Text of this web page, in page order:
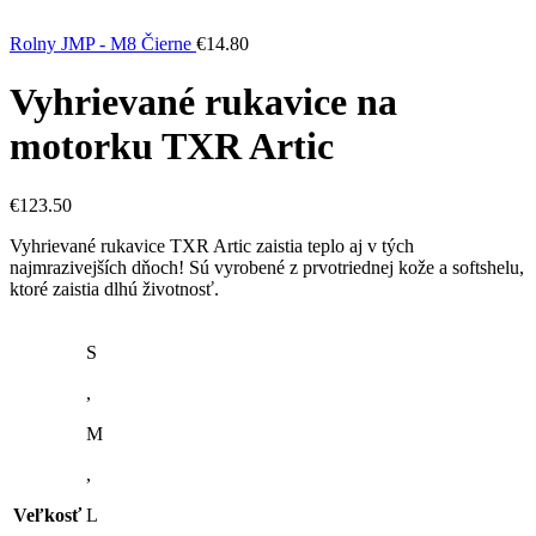
Rolny JMP - M8 Čierne €14.80
Vyhrievané rukavice na
motorku TXR Artic
€123.50
Vyhrievané rukavice TXR Artic zaistia teplo aj v tých
najmrazivejších dňoch! Sú vyrobené z prvotriednej kože a softshelu,
ktoré zaistia dlhú životnosť.
Veľkosť
S
,
M
,
L